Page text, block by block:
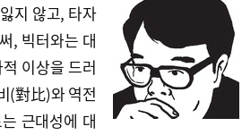
지 않고, 타자
, 빅터와는 대
이상을 드러
(對比)와 역전
근대성에 대